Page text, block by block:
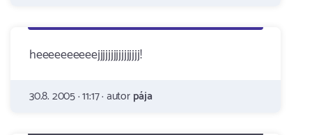
heeeeeeeeeejjjjjjjjjjjjjjjj!
30.8. 2005 · 11:17 · autorpája